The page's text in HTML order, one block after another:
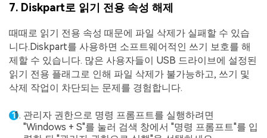
7. Diskpart로 읽기 전용 속성 해제
때때로 읽기 전용 속성 때문에 파일 삭제가 실패할 수 있습
니다.Diskpart를 사용하면 소프트웨어적인 쓰기 보호를 해
제할 수 있습니다. 많은 사용자들이 USB 드라이브에 설정된
읽기 전용 플래그로 인해 파일 삭제가 불가능하고, 쓰기 및
삭제 작업이 차단되는 문제를 경험합니다.
관리자 권한으로 명령 프롬프트를 실행하려면
"Windows + S"를 눌러 검색 창에서 "명령 프롬프트"를 입